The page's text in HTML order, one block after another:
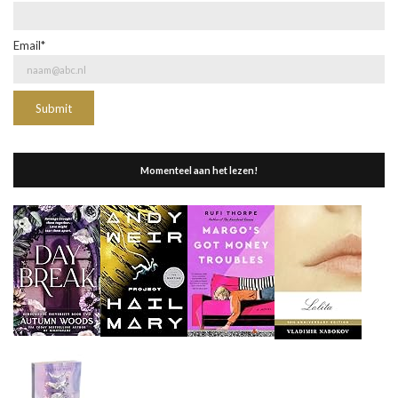
Email*
Momenteel aan het lezen!